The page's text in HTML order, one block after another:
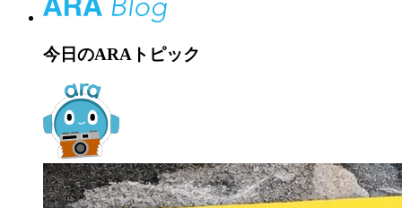
今日のARAトピック